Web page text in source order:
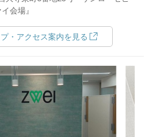
会場』
・アクセス案内を見る